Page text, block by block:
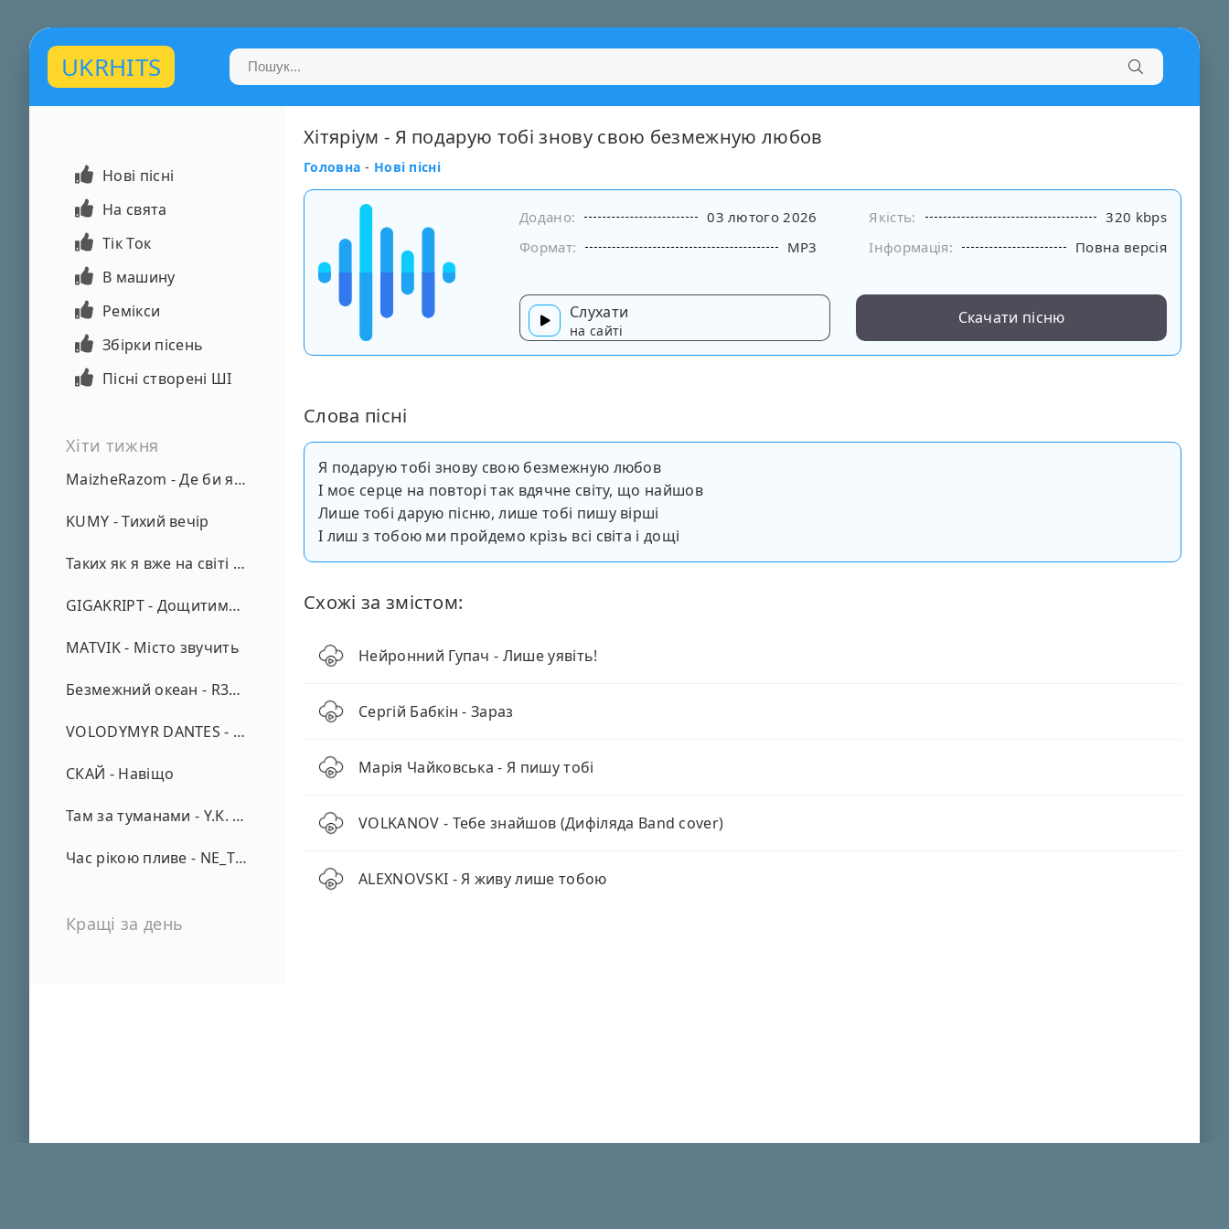
UKRHITS
Нові пісні
На свята
Тік Ток
В машину
Ремікси
Збірки пісень
Пісні створені ШІ
Хіти тижня
MaizheRazom - Де би я не був
KUMY - Тихий вечір
Таких як я вже на світі нема - А. Малярник
GIGAKRIPT - Дощитиме зима
MATVIK - Місто звучить
Безмежний океан - R3phase
VOLODYMYR DANTES - Просто кохаю (REMIX)
СКАЙ - Навіщо
Там за туманами - Y.K. Music
Час рікою пливе - NE_TVOYA_MRIYA
Кращі за день
Хітяріум - Я подарую тобі знову свою безмежную любов
Головна - Нові пісні
Додано: 03 лютого 2026 Якість:
320 kbps
Формат:
MP3 Інформація: Повна версія
Слухати
на сайті
Скачати пісню
Слова пісні
Я подарую тобі знову свою безмежную любов
І моє серце на повторі так вдячне світу, що найшов
Лише тобі дарую пісню, лише тобі пишу вірші
І лиш з тобою ми пройдемо крізь всі світа і дощі
Схожі за змістом:
Нейронний Гупач - Лише уявіть!
Сергій Бабкін - Зараз
Марія Чайковська - Я пишу тобі
VOLKANOV - Тебе знайшов (Дифіляда Band cover)
ALEXNOVSKI - Я живу лише тобою